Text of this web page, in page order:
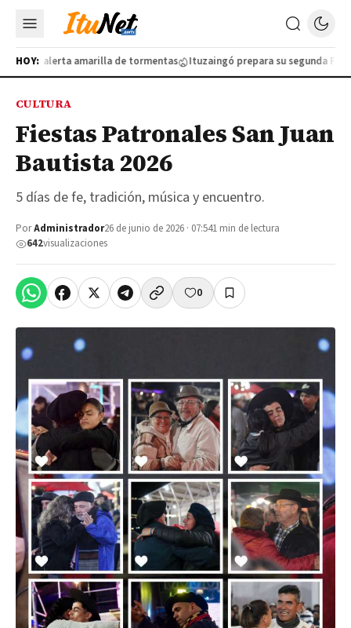
HOY:
por alerta amarilla de tormentas Ituzaingó prepara su segunda Feria
CULTURA
Fiestas Patronales San Juan
Bautista 2026
5 días de fe, tradición, música y encuentro.
PorAdministrador26 de junio de 2026 · 07:541 min de lectura
642visualizaciones
0